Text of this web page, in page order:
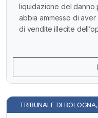
liquidazione del danno
abbia ammesso di
di vendite illecite
TRIBUNALE DI